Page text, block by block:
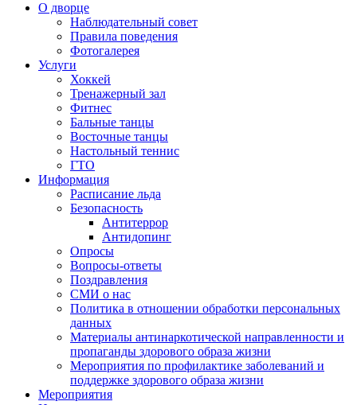
О дворце
Наблюдательный совет
Правила поведения
Фотогалерея
Услуги
Хоккей
Тренажерный зал
Фитнес
Бальные танцы
Восточные танцы
Настольный теннис
ГТО
Информация
Расписание льда
Безопасность
Антитеррор
Антидопинг
Опросы
Вопросы-ответы
Поздравления
СМИ о нас
Политика в отношении обработки персональных
данных
Материалы антинаркотической направленности и
пропаганды здорового образа жизни
Мероприятия по профилактике заболеваний и
поддержке здорового образа жизни
Мероприятия